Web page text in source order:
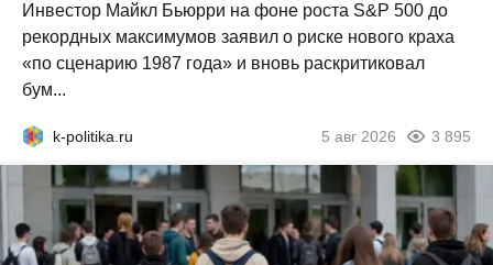
Инвестор Майкл Бьюрри на фоне роста S&P 500 до
рекордных максимумов заявил о риске нового краха
«по сценарию 1987 года» и вновь раскритиковал
бум...
k-politika.ru 5 авг 2026 3 895